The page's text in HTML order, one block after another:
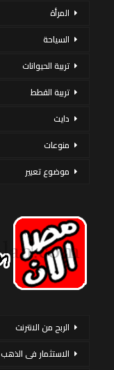
المرأة
السياحة
تربية الحيوانات
تربية القطط
دايت
منوعات
موضوع تعبير
الربح من الانترنت
الاستثمار فى الذهب